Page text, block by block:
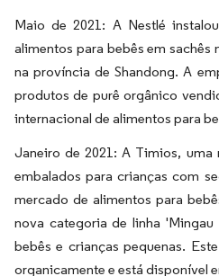
Maio de 2021: A Nestlé
alimentos para bebês em sachês
na província de Shandong. A
produtos de purê orgânico
internacional de alimentos para
Janeiro de 2021: A Timios, uma
embalados para crianças com
mercado de alimentos para
nova categoria de linha
bebês e crianças pequenas.
organicamente e está disponível